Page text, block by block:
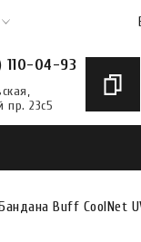
110-04-93
пр. 23с5
Buff CoolNet